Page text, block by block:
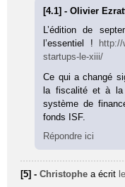
[4.1] - Olivier
L’édition de
l’essentiel !
http://
startups-le-xiii/
Ce qui a changé
la fiscalité et à la
système de
fonds ISF.
Répondre ici
[5] -Christophe a écrit